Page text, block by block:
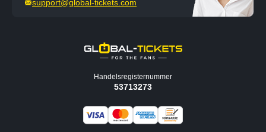
support@global-tickets.com
Handelsregisternummer
53713273